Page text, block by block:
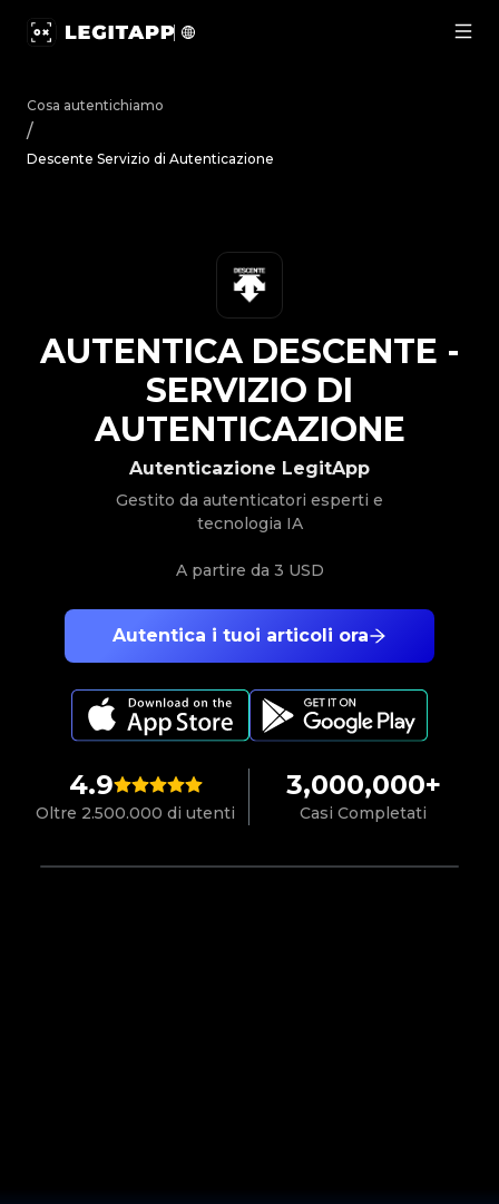
Cosa autentichiamo
/
Descente Servizio di Autenticazione
4.9
Oltre 2.500.000 di utenti
3,000,000+
Casi Completati
Autentica i tuoi articoli ora
Autenticazione LegitApp
Gestito da autenticatori esperti e
tecnologia IA
A partire da 3 USD
AUTENTICA DESCENTE -
SERVIZIO DI
AUTENTICAZIONE